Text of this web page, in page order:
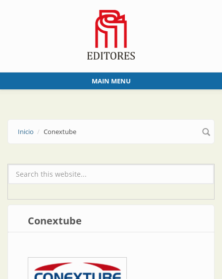
MAIN MENU
Inicio Conextube
Formulario de búsqueda
Conextube